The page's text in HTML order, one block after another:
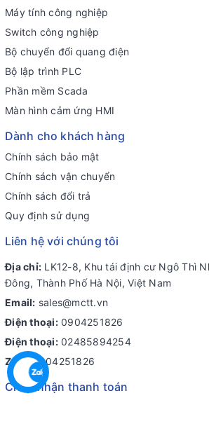
Máy tính công nghiệp
Switch công nghiệp
Bộ chuyển đổi quang điện
Bộ lập trình PLC
Phần mềm Scada
Màn hình cảm ứng HMI
Dành cho khách hàng
Chính sách bảo mật
Chính sách vận chuyển
Chính sách đổi trả
Quy định sử dụng
Liên hệ với chúng tôi
Địa chỉ: LK12-8, Khu tái định cư Ngô Thì
Đông, Thành Phố Hà Nội, Việt Nam
Email: sales@mctt.vn
Điện thoại: 0904251826
Điện thoại: 02485894254
Zalo: 0904251826
Chấp nhận thanh toán